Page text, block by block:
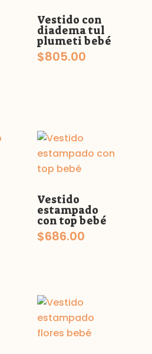
Vestido con
diadema tul
plumeti bebé
$805.00
Vestido
estampado
con top bebé
$686.00